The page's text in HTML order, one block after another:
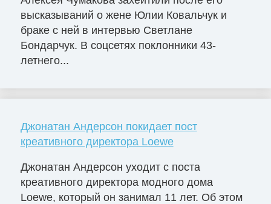
высказываний о жене Юлии Ковальчук и
браке с ней в интервью Светлане
Бондарчук. В соцсетях поклонники 43-
летнего...
Джонатан Андерсон покидает пост
креативного директора Loewe
Джонатан Андерсон уходит с поста
креативного директора модного дома
Loewe, который он занимал 11 лет. Об этом